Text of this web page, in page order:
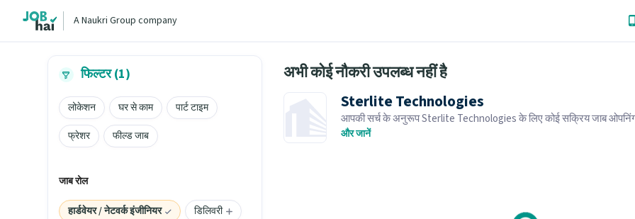
A Naukri Group company
फिल्टर (1)
लोकेशन घर से काम
पार्ट टाइम
फ्रेशर
फील्ड जाब
जाब रोल
हार्डवेयर / नेटवर्क इंजीनियर
डिलिवरी
अभी कोई नौकरी उपलब्ध नहीं है
Sterlite Technologies
आपकी सर्च के अनुरूप Sterlite Technologies के लिए कोई सक्रिय जाब
समान जाब ओपनिंग्स ब्राउज़ करें।
और जानें